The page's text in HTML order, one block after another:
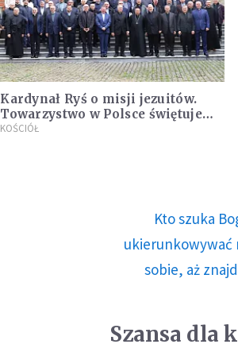
Kardynał Ryś o misji jezuitów.
Towarzystwo w Polsce świętuje
wielki jubileusz
KOŚCIÓŁ
Kto szuka
ukierunkowywać
sobie, aż
Szansa dla